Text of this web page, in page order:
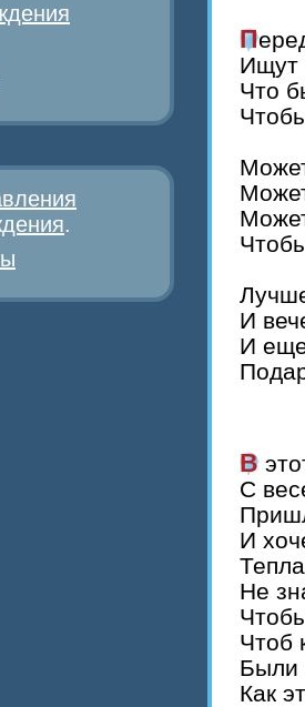
Ищут
Что
И
И
В
С
И
Не
Чтоб
Были
Как
.